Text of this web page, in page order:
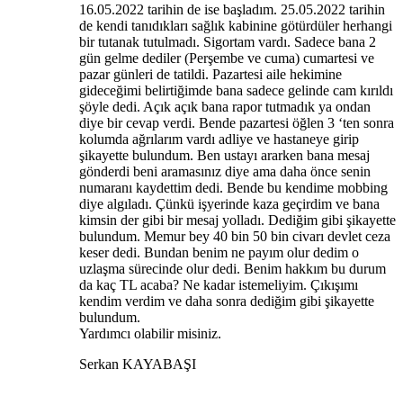
16.05.2022 tarihin de ise başladım. 25.05.2022 tarihin
de kendi tanıdıkları sağlık kabinine götürdüler herhangi
bir tutanak tutulmadı. Sigortam vardı. Sadece bana 2
gün gelme dediler (Perşembe ve cuma) cumartesi ve
pazar günleri de tatildi. Pazartesi aile hekimine
gideceğimi belirtiğimde bana sadece gelinde cam kırıldı
şöyle dedi. Açık açık bana rapor tutmadık ya ondan
diye bir cevap verdi. Bende pazartesi öğlen 3 ‘ten sonra
kolumda ağrılarım vardı adliye ve hastaneye girip
şikayette bulundum. Ben ustayı ararken bana mesaj
gönderdi beni aramasınız diye ama daha önce senin
numaranı kaydettim dedi. Bende bu kendime mobbing
diye algıladı. Çünkü işyerinde kaza geçirdim ve bana
kimsin der gibi bir mesaj yolladı. Dediğim gibi şikayette
bulundum. Memur bey 40 bin 50 bin civarı devlet ceza
keser dedi. Bundan benim ne payım olur dedim o
uzlaşma sürecinde olur dedi. Benim hakkım bu durum
da kaç TL acaba? Ne kadar istemeliyim. Çıkışımı
kendim verdim ve daha sonra dediğim gibi şikayette
bulundum.
Yardımcı olabilir misiniz.
Serkan KAYABAŞI